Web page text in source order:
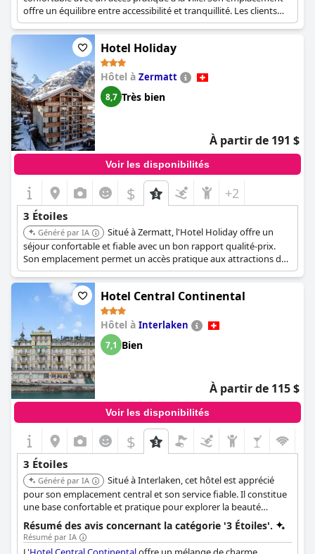
offre un équilibre entre accessibilité et tranquillité. Les clients
peuvent facilement explorer Zurich depuis cette base.
Hotel Holiday
Hôtel à Zermatt
8,7 Très bien
À partir de 191 $
Voir les disponibilités
$ +2
3 Étoiles
Généré par IA
Situé à Zermatt, l'Hotel Holiday offre un
séjour confortable et fiable avec un bon rapport qualité-prix.
Son emplacement permet un accès pratique aux attractions de
la ville et aux activités de plein air.
Hotel Central Continental
Hôtel à Interlaken
7,1 Bien
À partir de 115 $
Voir les disponibilités
$
3 Étoiles
Généré par IA
Situé à Interlaken, cet hôtel est apprécié
pour son emplacement central et son service fiable. Il constitue
une base confortable et pratique pour explorer la beauté
naturelle environnante et les activités d'aventure.
Résumé des avis concernant la catégorie '3 Étoiles'.
Résumé par IA